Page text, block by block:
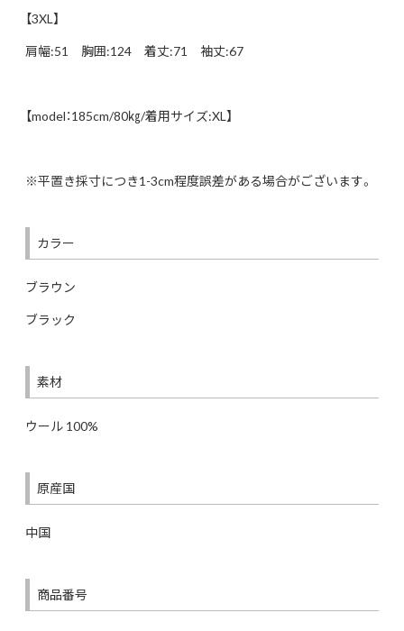
【3XL】
肩幅:51 胸囲:124 着丈:71 袖丈:67
【model：185cm/80㎏/着用サイズ:XL】
※平置き採寸につき1-3cm程度誤差がある場合がございます。
カラー
ブラウン
ブラック
素材
ウール 100%
原産国
中国
商品番号